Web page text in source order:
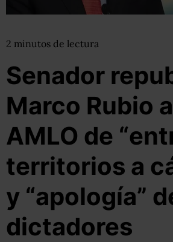
2 minutos de lectura
Senador
Marco Rubio
AMLO de
territorios a
y “apología”
dictadores